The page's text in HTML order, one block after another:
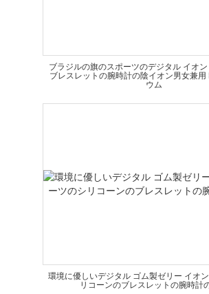
ブラジルの旗のスポーツのデジタル イオ
ブレスレットの腕時計の陰イオン男女兼用
ウム
環境に優しいデジタル ゴム製ゼリー イオ
リコーンのブレスレットの腕時計